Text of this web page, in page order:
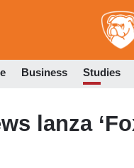
Business Studies
lanza